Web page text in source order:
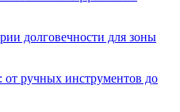
долговечности для зоны
от ручных инструментов до